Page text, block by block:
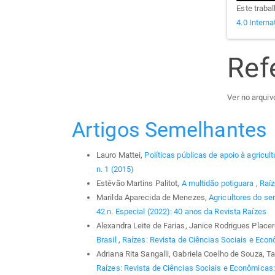
Este
4.0
Ver no
Artigos Semelhantes
Lauro Mattei, Políticas públicas de apoio à
n. 1 (2015)
Estêvão Martins Palitot, A multidão potiguara ,
Marilda Aparecida de Menezes,Agricultores do
42 n. Especial (2022): 40 anos da Revista Raízes
Alexandra Leite de Farias, Janice Rodrigues
Brasil , Raízes: Revista de Ciências Sociais e
Adriana Rita Sangalli, Gabriela Coelho de Souza,
Raízes: Revista de Ciências Sociais e